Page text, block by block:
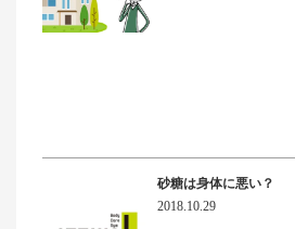
砂糖は身体に悪い？
2018.10.29